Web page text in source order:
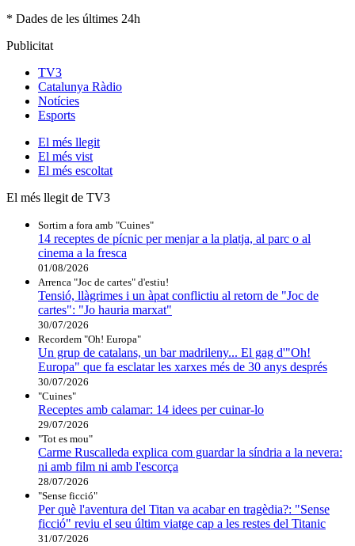
* Dades de les últimes 24h
Publicitat
TV3
Catalunya Ràdio
Notícies
Esports
El més llegit
El més vist
El més escoltat
El més llegit de TV3
Sortim a fora amb "Cuines"
14 receptes de pícnic per menjar a la platja, al parc o al
cinema a la fresca
01/08/2026
Arrenca "Joc de cartes" d'estiu!
Tensió, llàgrimes i un àpat conflictiu al retorn de "Joc de
cartes": "Jo hauria marxat"
30/07/2026
Recordem "Oh! Europa"
Un grup de catalans, un bar madrileny... El gag d'"Oh!
Europa" que fa esclatar les xarxes més de 30 anys després
30/07/2026
"Cuines"
Receptes amb calamar: 14 idees per cuinar-lo
29/07/2026
"Tot es mou"
Carme Ruscalleda explica com guardar la síndria a la nevera:
ni amb film ni amb l'escorça
28/07/2026
"Sense ficció"
Per què l'aventura del Titan va acabar en tragèdia?: "Sense
ficció" reviu el seu últim viatge cap a les restes del Titanic
31/07/2026